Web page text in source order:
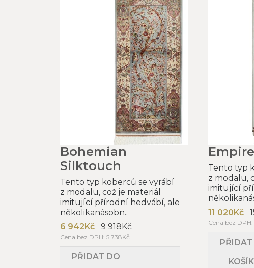
Bohemian
Silktouch
Tento typ koberců se vyrábí
z modalu, což je materiál
imitující přírodní hedvábí, ale
několikanásobn..
6 942Kč
9 918Kč
Cena bez DPH: 5 738Kč
PŘIDAT DO
Tento typ
z modalu,
imitující
11 020Kč
Cena bez DPH: